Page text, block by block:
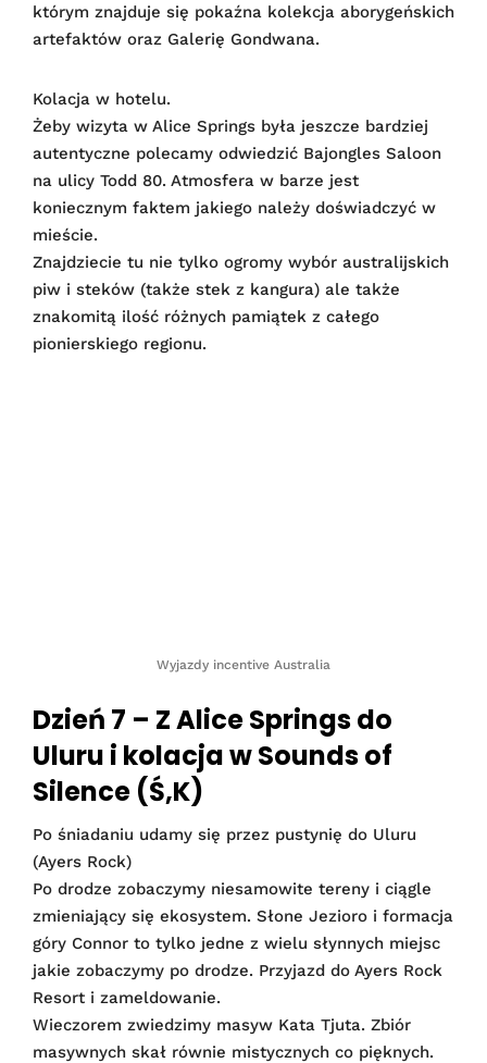
którym znajduje się pokaźna kolekcja aborygeńskich
artefaktów oraz Galerię Gondwana.
Kolacja w hotelu.
Żeby wizyta w Alice Springs była jeszcze bardziej
autentyczne polecamy odwiedzić Bajongles Saloon
na ulicy Todd 80. Atmosfera w barze jest
koniecznym faktem jakiego należy doświadczyć w
mieście.
Znajdziecie tu nie tylko ogromy wybór australijskich
piw i steków (także stek z kangura) ale także
znakomitą ilość różnych pamiątek z całego
pionierskiego regionu.
Wyjazdy incentive Australia
Dzień 7 – Z Alice Springs do
Uluru i kolacja w Sounds of
Silence (Ś,K)
Po śniadaniu udamy się przez pustynię do Uluru
(Ayers Rock)
Po drodze zobaczymy niesamowite tereny i ciągle
zmieniający się ekosystem. Słone Jezioro i formacja
góry Connor to tylko jedne z wielu słynnych miejsc
jakie zobaczymy po drodze. Przyjazd do Ayers Rock
Resort i zameldowanie.
Wieczorem zwiedzimy masyw Kata Tjuta. Zbiór
masywnych skał równie mistycznych co pięknych.